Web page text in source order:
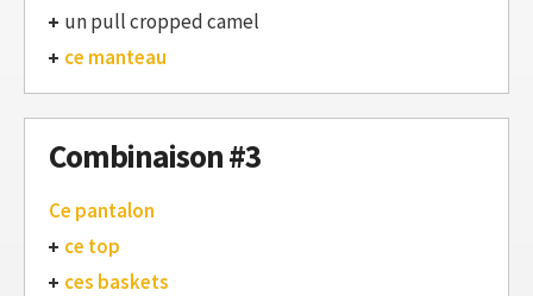
un pull cropped camel
ce manteau
Combinaison #3
Ce pantalon
ce top
ces baskets